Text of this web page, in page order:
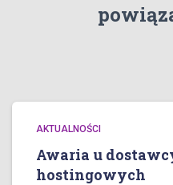
AKTUALNOŚCI
Awaria u
hostingowych